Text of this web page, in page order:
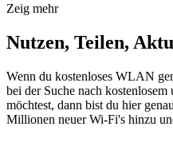
Zeig mehr
Nutzen, Teilen,
Wenn du kostenloses WLAN
bei der Suche nach
möchtest, dann bist du hier
Millionen neuer Wi-Fi's hinzu